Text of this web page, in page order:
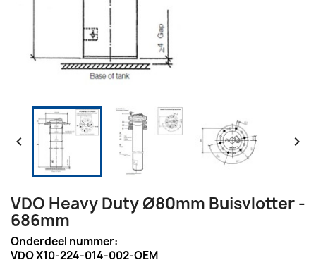
 
VDO Heavy Duty Ø80mm Buisvlotter -
686mm
Onderdeel nummer:
VDO X10-224-014-002-OEM